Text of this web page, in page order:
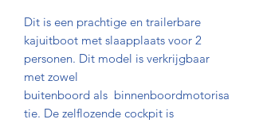
Dit is een prachtige en trailerbare
kajuitboot met slaapplaats voor 2
personen. Dit model is verkrijgbaar
met zowel
buitenboord als binnenboordmotorisa
tie. De zelflozende cockpit is